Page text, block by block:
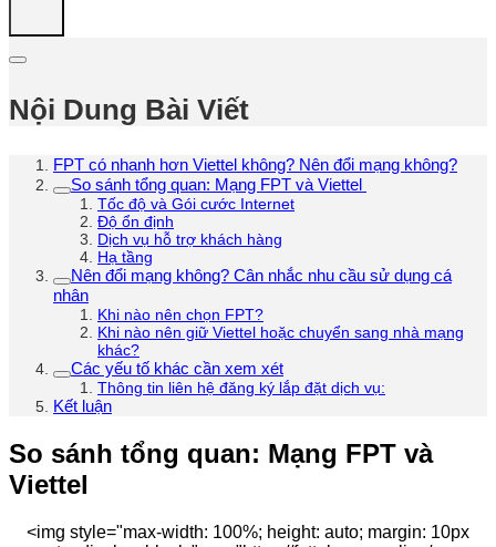
Nội Dung Bài Viết
FPT có nhanh hơn Viettel không? Nên đổi mạng không?
So sánh tổng quan: Mạng FPT và Viettel
Tốc độ và Gói cước Internet
Độ ổn định
Dịch vụ hỗ trợ khách hàng
Hạ tầng
Nên đổi mạng không? Cân nhắc nhu cầu sử dụng cá
nhân
Khi nào nên chọn FPT?
Khi nào nên giữ Viettel hoặc chuyển sang nhà mạng
khác?
Các yếu tố khác cần xem xét
Thông tin liên hệ đăng ký lắp đặt dịch vụ:
Kết luận
So sánh tổng quan: Mạng FPT và
Viettel
<img style="max-width: 100%; height: auto; margin: 10px